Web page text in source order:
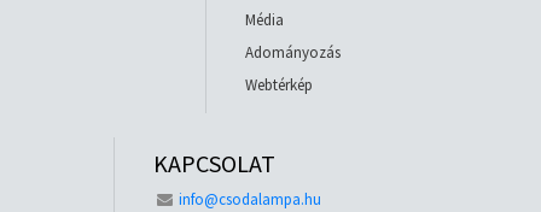
Média
Adományozás
Webtérkép
KAPCSOLAT
info@csodalampa.hu